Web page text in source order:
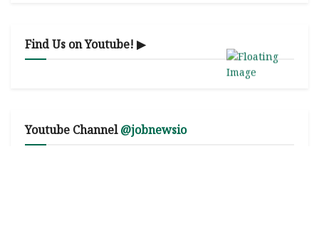
Find Us on Youtube! ▶
Youtube Channel@jobnewsio